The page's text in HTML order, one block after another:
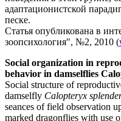
адаптационистской
песке.
Статья опубликована в
зоопсихология", №2, 2010 (
Social organization in
behavior in damselflies
Social structure of
damselfly Calopteryx
seances of field observation
marked dragonflies with use